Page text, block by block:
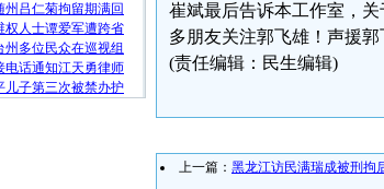
州吕仁菊拘留期满回
权人士谭爱军遭跨省
州多位民众在巡视组
电话通知江天勇律师
儿子第三次被禁办护
崔斌最后告诉本工作室，
多朋友关注郭飞雄！声援郭
(责任编辑：民生编辑)
上一篇： 黑龙江访民满瑞成被刑拘